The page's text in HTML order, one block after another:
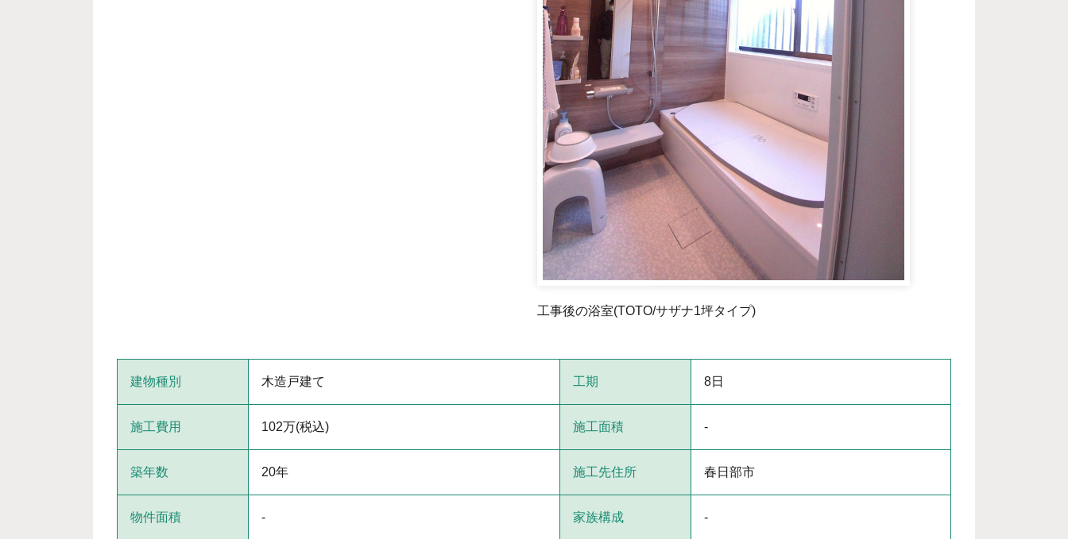
工事後の浴室(TOTO/サザナ1坪タイプ)
建物種別 木造戸建て 工期 8日
施工費用 102万(税込) 施工面積 -
築年数 20年 施工先住所 春日部市
物件面積 - 家族構成 -